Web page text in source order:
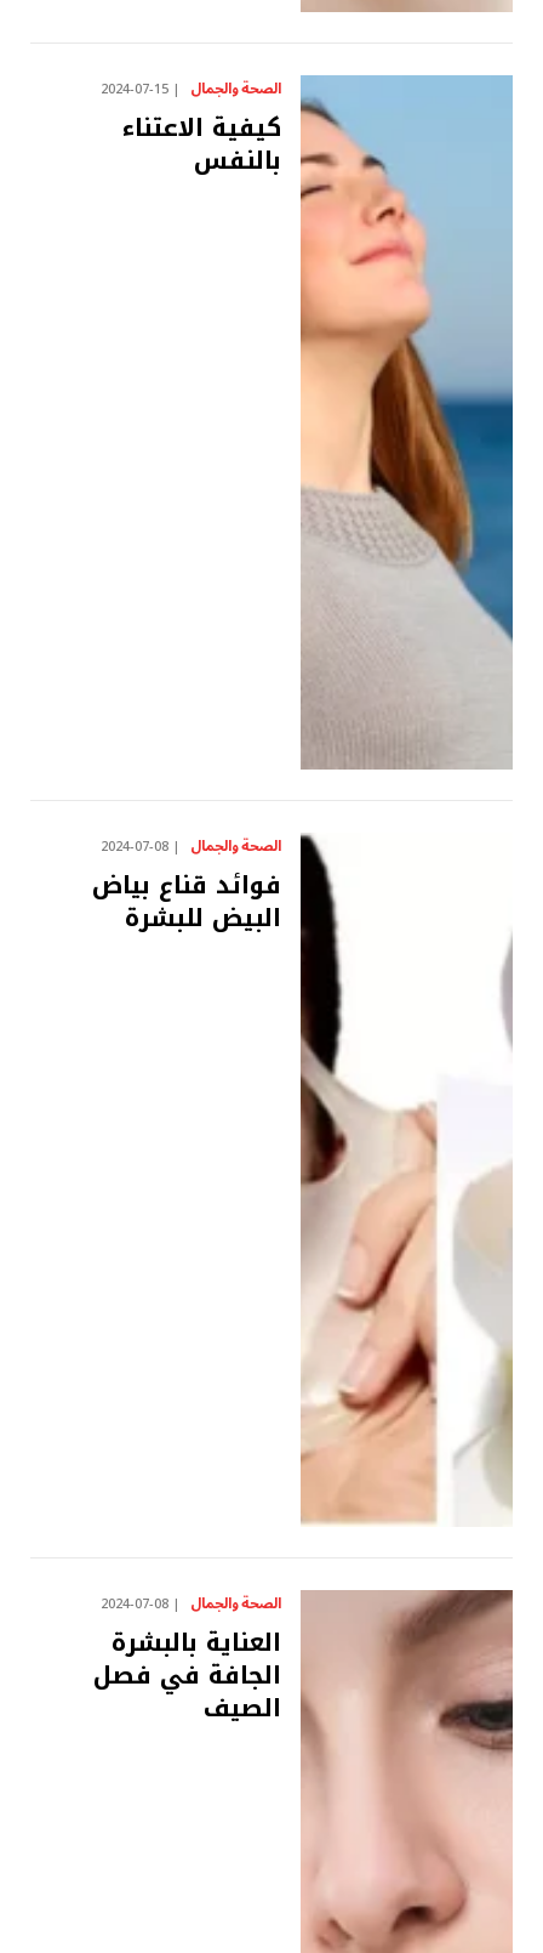
الصحة والجمال 2024-07-15
كيفية الاعتناء
بالنفس
الصحة والجمال 2024-07-08
فوائد قناع بياض
البيض للبشرة
الصحة والجمال 2024-07-08
العناية بالبشرة
الجافة في فصل
الصيف